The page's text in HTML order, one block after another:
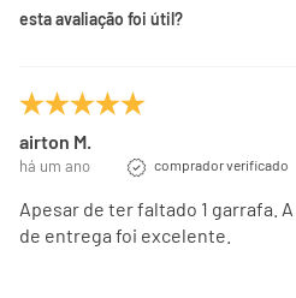
esta avaliação foi útil?
airton M.
há um ano comprador verificado
Apesar de ter faltado 1 garrafa.
de entrega foi excelente.